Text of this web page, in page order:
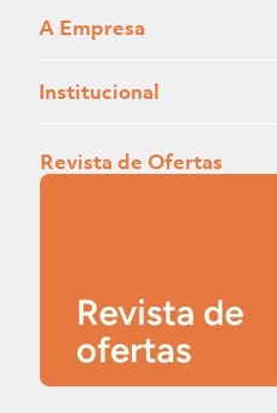
A Empresa
Institucional
Revista de Ofertas